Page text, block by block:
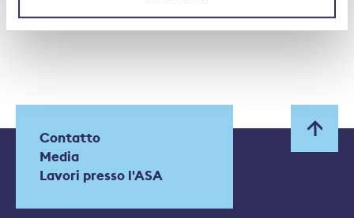
Contatto
Media
Lavori presso l'ASA